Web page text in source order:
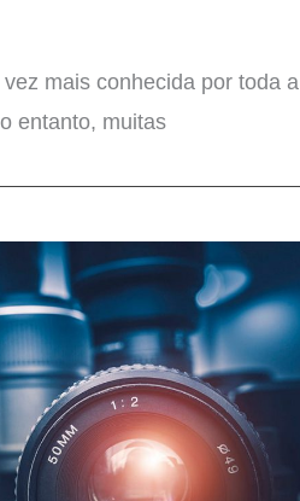
mais conhecida por toda a
entanto, muitas